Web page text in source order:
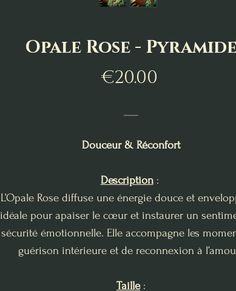
Opale Rose -
€20.00
Douceur & Réconfort
Description:
L’Opale Rose diffuse une énergie douce et
idéale pour apaiser le cœur et instaurer un
sécurité émotionnelle. Elle accompagne les
guérison intérieure et de reconnexion à
Taille: